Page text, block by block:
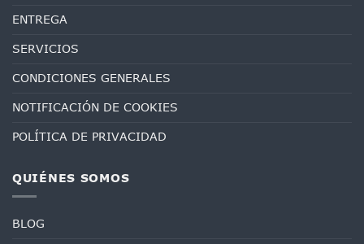
ENTREGA
SERVICIOS
CONDICIONES GENERALES
NOTIFICACIÓN DE COOKIES
POLÍTICA DE PRIVACIDAD
QUIÉNES SOMOS
BLOG